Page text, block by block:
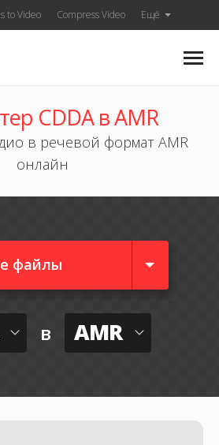
to Video Compress Video Ещё
CDDA в AMR
в речевой формат AMR
онлайн
файлы
в AMR